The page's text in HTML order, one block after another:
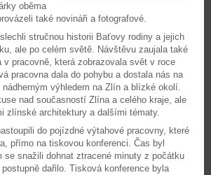
oběma
také novináři a fotografové.
stručnou historii Baťovy rodiny a jejich
ale po celém světě. Návštěvu zaujala také
v pracovně, která zobrazovala svět v roce
pracovna dala do pohybu a dostala nás na
výhledem na Zlín a blízké okolí.
nad současností Zlína a celého kraje, ale
zlínské architektury a dalšími tématy.
do pojízdné výtahové pracovny, které
přímo na tiskovou konferenci. Čas byl
se snažili dohnat ztracené minuty z počátku
dařilo. Tisková konference byla